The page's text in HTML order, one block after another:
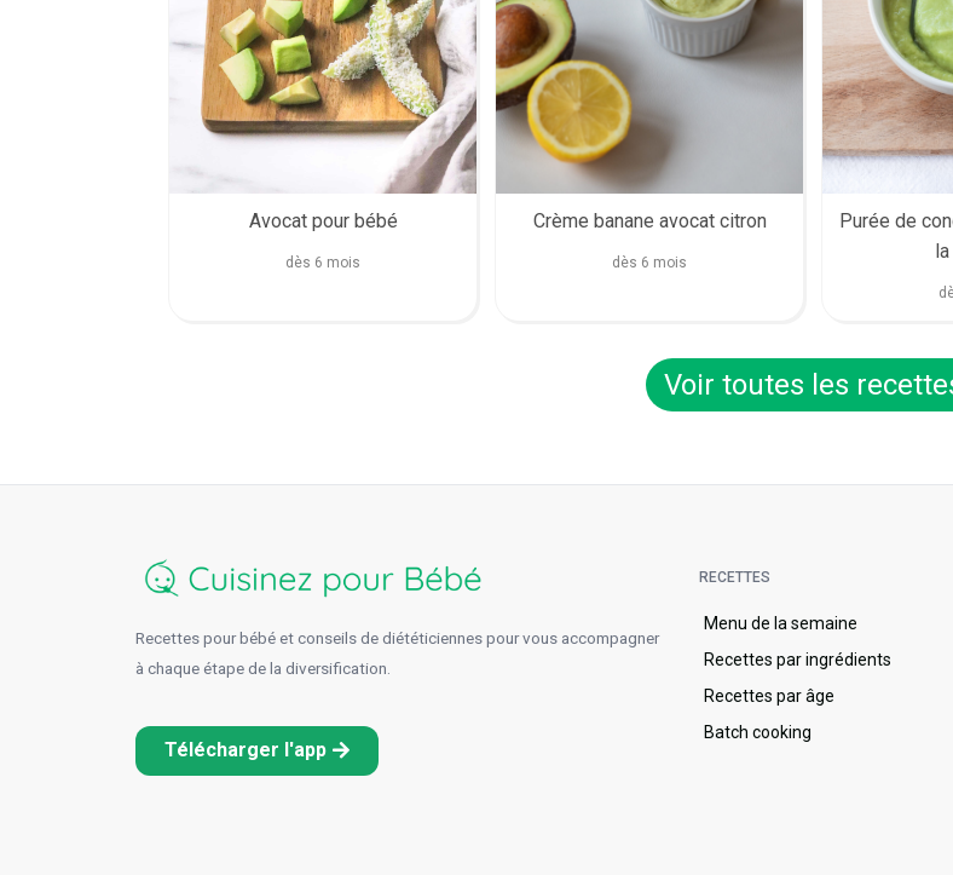
Avocat pour bébé
dès 6 mois
Crème banane avocat citron
dès 6 mois
Purée de
Voir toutes les
Recettes pour bébé et conseils de diététiciennes pour vous accompagner
à chaque étape de la diversification.
Télécharger l'app
RECETTES
Menu de la semaine​
Recettes par ingrédients
Recettes par âge
Batch cooking